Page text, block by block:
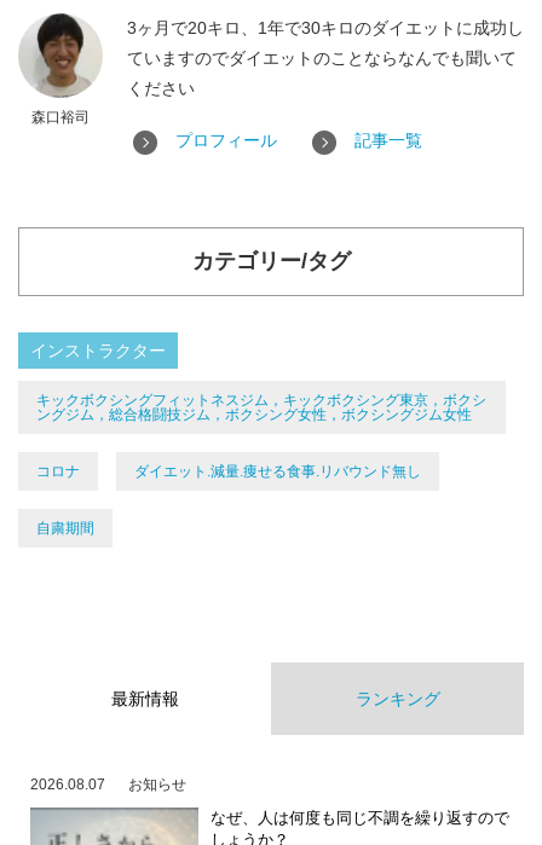
森口裕司
3ヶ月で20キロ、1年で30キロのダイエットに成功し
ていますのでダイエットのことならなんでも聞いて
ください
プロフィール 記事一覧
カテゴリー/タグ
インストラクター
キックボクシングフィットネスジム，キックボクシング東京，ボクシ
ングジム，総合格闘技ジム，ボクシング女性，ボクシングジム女性
コロナ ダイエット.減量.痩せる食事.リバウンド無し
自粛期間
最新情報 ランキング
2026.08.07 お知らせ
なぜ、人は何度も同じ不調を繰り返すので
しょうか？